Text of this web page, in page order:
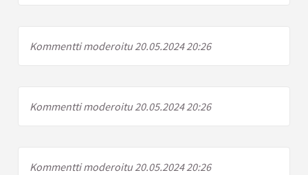
Kommentti moderoitu 20.05.2024 20:26
Kommentti moderoitu 20.05.2024 20:26
Kommentti moderoitu 20.05.2024 20:26